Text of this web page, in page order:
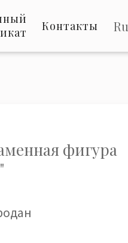
Контакты Ru
фигура